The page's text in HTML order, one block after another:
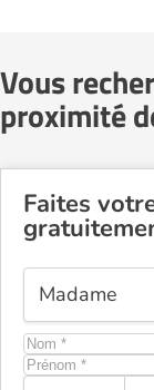
Vous
proximité
Faites